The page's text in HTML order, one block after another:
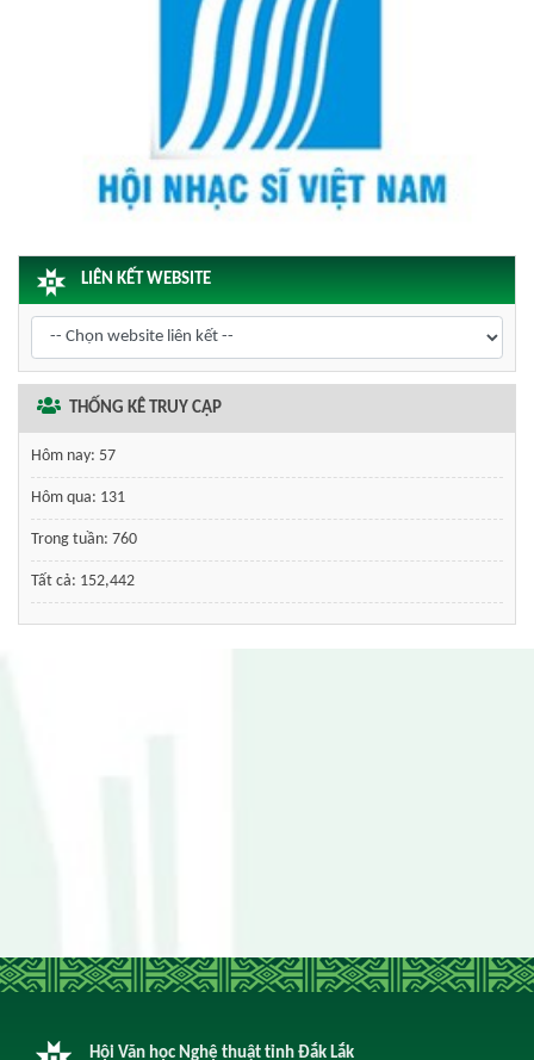
LIÊN KẾT WEBSITE
THỐNG KÊ TRUY CẬP
Hôm nay: 57
Hôm qua: 131
Trong tuần: 760
Tất cả: 152,442
Hội Văn học Nghệ thuật tỉnh Đắk Lắk